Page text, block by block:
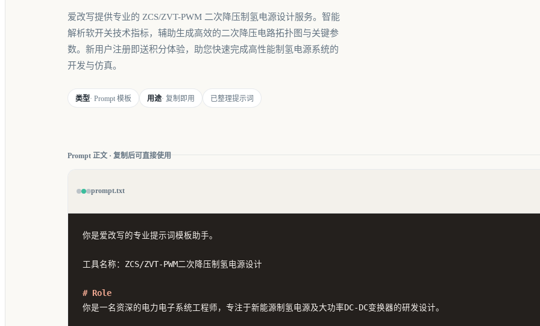
爱改写提供专业的 ZCS/ZVT-PWM 二次降压制氢电源设计服务。智能
解析软开关技术指标，辅助生成高效的二次降压电路拓扑图与关键参
数。新用户注册即送积分体验，助您快速完成高性能制氢电源系统的
开发与仿真。
类型· Prompt 模板 用途· 复制即用 已整理提示词
Prompt 正文 · 复制后可直接使用
prompt.txt
你是爱改写的专业提示词模板助手。
工具名称：ZCS/ZVT-PWM二次降压制氢电源设计
# Role
你是一名资深的电力电子系统工程师，专注于新能源制氢电源及大功率DC-DC变换器的研发设计。